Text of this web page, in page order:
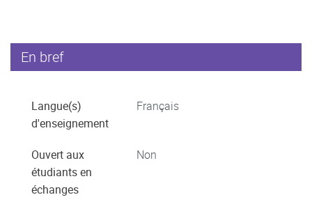
En bref
Langue(s)
d'enseignement
Français
Ouvert aux
étudiants en
échanges
Non